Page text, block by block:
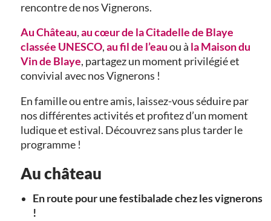
rencontre de nos Vignerons.
Au Château,au cœur de la Citadelle de Blaye
classée UNESCO,au fil de l’eauou à la Maison du
Vin de Blaye, partagez un moment privilégié et
convivial avec nos Vignerons !
En famille ou entre amis, laissez-vous séduire par
nos différentes activités et profitez d’un moment
ludique et estival. Découvrez sans plus tarder le
programme !
Au château
En route pour une festibalade chez les vignerons
!